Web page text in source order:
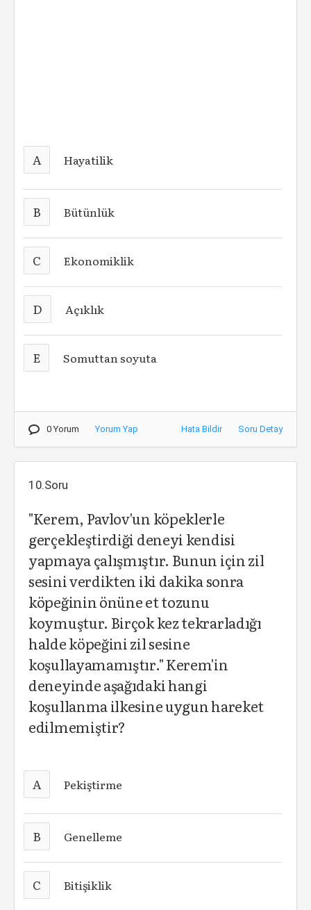
A Hayatilik
B Bütünlük
C Ekonomiklik
D Açıklık
E Somuttan soyuta
0 Yorum Yorum Yap Hata Bildir Soru Detay
10.Soru
"Kerem, Pavlov'un köpeklerle
gerçekleştirdiği deneyi kendisi
yapmaya çalışmıştır. Bunun için zil
sesini verdikten iki dakika sonra
köpeğinin önüne et tozunu
koymuştur. Birçok kez tekrarladığı
halde köpeğini zil sesine
koşullayamamıştır." Kerem'in
deneyinde aşağıdaki hangi
koşullanma ilkesine uygun hareket
edilmemiştir?
A Pekiştirme
B Genelleme
C Bitişiklik